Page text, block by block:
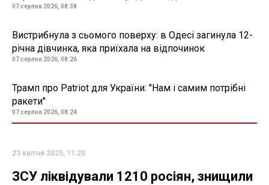
07 серпня 2026, 08:38
Вистрибнула з сьомого поверху: в Одесі загинула 12-
річна дівчинка, яка приїхала на відпочинок
07 серпня 2026, 08:26
Трамп про Patriot для України: "Нам і самим потрібні
ракети"
07 серпня 2026, 08:24
23 квітня 2025, 11:20
ЗСУ ліквідували 1210 росіян, знищили